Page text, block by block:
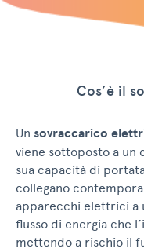
Cos’è il
Un sovraccarico
viene sottoposto a
sua capacità di
collegano
apparecchi elettrici a
flusso di energia che
mettendo a rischio il